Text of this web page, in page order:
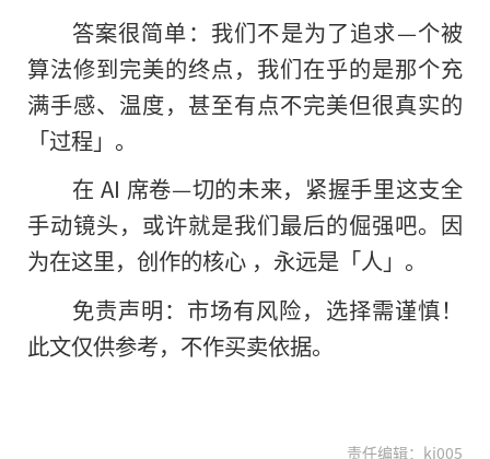
答案很简单：我们不是为了追求—个被
算法修到完美的终点，我们在乎的是那个充
满手感、温度，甚至有点不完美但很真实的
「过程」。
在 AI 席卷—切的未来，紧握手里这支全
手动镜头，或许就是我们最后的倔强吧。因
为在这里，创作的核心 ，永远是「人」。
免责声明：市场有风险，选择需谨慎！
此文仅供参考，不作买卖依据。
责任编辑：kj005